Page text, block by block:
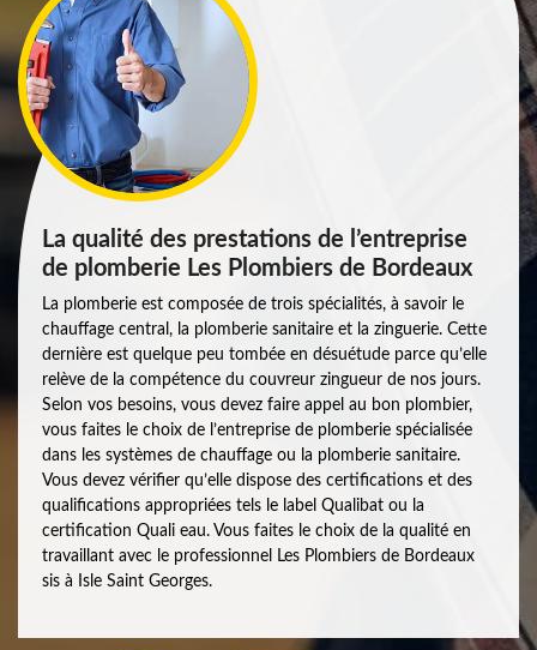
La qualité des prestations de l’entreprise
de plomberie Les Plombiers de Bordeaux
La plomberie est composée de trois spécialités, à savoir le
chauffage central, la plomberie sanitaire et la zinguerie. Cette
dernière est quelque peu tombée en désuétude parce qu’elle
relève de la compétence du couvreur zingueur de nos jours.
Selon vos besoins, vous devez faire appel au bon plombier,
vous faites le choix de l’entreprise de plomberie spécialisée
dans les systèmes de chauffage ou la plomberie sanitaire.
Vous devez vérifier qu’elle dispose des certifications et des
qualifications appropriées tels le label Qualibat ou la
certification Quali eau. Vous faites le choix de la qualité en
travaillant avec le professionnel Les Plombiers de Bordeaux
sis à Isle Saint Georges.